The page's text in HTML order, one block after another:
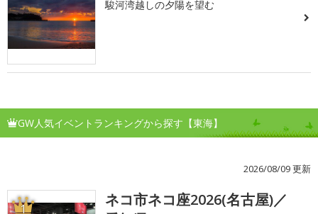
駿河湾越しの夕陽を望む
GW人気イベントランキングから探す【東海】
2026/08/09 更新
1
ネコ市ネコ座2026(名古屋)／